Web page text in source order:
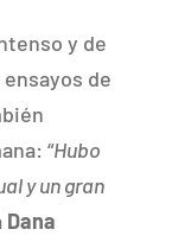
y de
de
“Hubo
y un gran
Dana